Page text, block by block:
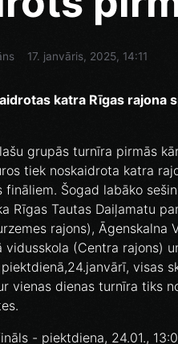
17. janvāris, 2025, 14:11
katra Rīgas rajona
grupās turnīra pirmās
tiek noskaidrota katra
Šogad labāko
Rīgas Tautas Daiļamatu
rajons),
vidusskola (Centra rajons)
visas
vienas dienas turnīra tiks
- piektdiena, 24.01.,